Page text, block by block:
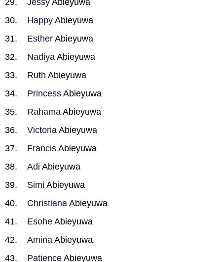
Jessy Abieyuwa
Happy Abieyuwa
Esther Abieyuwa
Nadiya Abieyuwa
Ruth Abieyuwa
Princess Abieyuwa
Rahama Abieyuwa
Victoria Abieyuwa
Francis Abieyuwa
Adi Abieyuwa
Simi Abieyuwa
Christiana Abieyuwa
Esohe Abieyuwa
Amina Abieyuwa
Patience Abieyuwa